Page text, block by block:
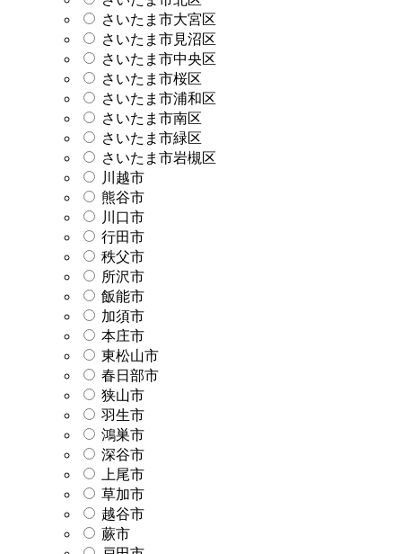
さいたま市大宮区
さいたま市見沼区
さいたま市中央区
さいたま市桜区
さいたま市浦和区
さいたま市南区
さいたま市緑区
さいたま市岩槻区
川越市
熊谷市
川口市
行田市
秩父市
所沢市
飯能市
加須市
本庄市
東松山市
春日部市
狭山市
羽生市
鴻巣市
深谷市
上尾市
草加市
越谷市
蕨市